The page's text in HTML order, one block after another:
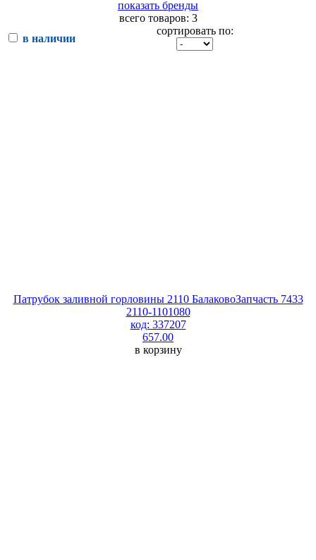
показать бренды
всего товаров: 3
в наличии
сортировать по:
Патрубок заливной горловины 2110 БалаковоЗапчасть 7433
2110-1101080
код: 337207
657.00
в корзину